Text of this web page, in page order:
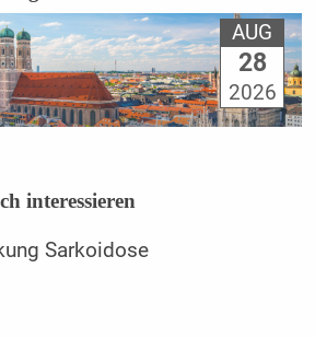
AUG
28
2026
interessieren
Sarkoidose